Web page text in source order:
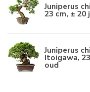
Juniperus
23 cm, ± 20
Juniperus
Itoigawa,
oud